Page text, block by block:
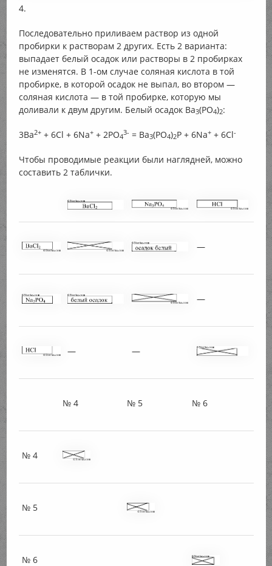
4.
Последовательно приливаем раствор из одной
пробирки к растворам 2 других. Есть 2 варианта:
выпадает белый осадок или растворы в 2 пробирках
не изменятся. В 1-ом случае соляная кислота в той
пробирке, в которой осадок не выпал, во втором —
соляная кислота — в той пробирке, которую мы
доливали к двум другим. Белый осадок Ва3(РO4)2:
3Ва2++ 6Cl + 6Na++ 2РO4
3- = Ва3(РO4)2Р + 6Na++ 6Cl-
Чтобы проводимые реакции были наглядней, можно
составить 2 таблички.
—
—
— —
№ 4 № 5 № 6
№ 4
№ 5
№ 6